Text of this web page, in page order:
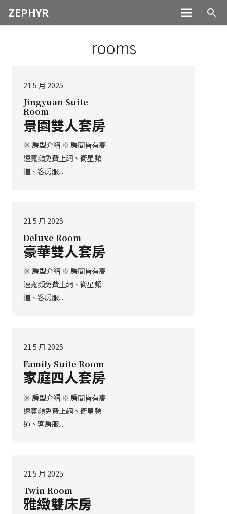
ZEPHYR search
rooms
21 5 月 2025
Jingyuan Suite
Room
景園雙人套房
※ 房型介紹 ※ 房間皆有高
速寬頻免費上網、衛星頻
道、客房服...
21 5 月 2025
Deluxe Room
豪華雙人套房
※ 房型介紹 ※ 房間皆有高
速寬頻免費上網、衛星頻
道、客房服...
21 5 月 2025
Family Suite Room
家庭四人套房
※ 房型介紹 ※ 房間皆有高
速寬頻免費上網、衛星頻
道、客房服...
21 5 月 2025
Twin Room
雅緻雙床房